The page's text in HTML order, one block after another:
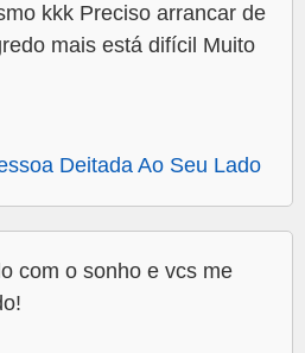
kkk Preciso arrancar de
mais está difícil Muito
Deitada Ao Seu Lado
com o sonho e vcs me